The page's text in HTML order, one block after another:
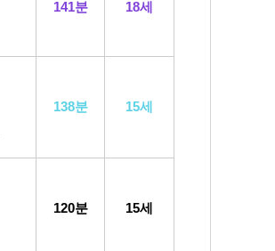
141분 18세
138분 15세
120분 15세